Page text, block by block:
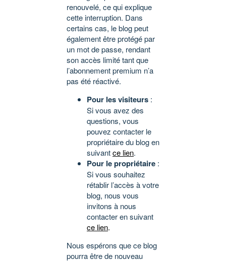
renouvelé, ce qui explique
cette interruption. Dans
certains cas, le blog peut
également être protégé par
un mot de passe, rendant
son accès limité tant que
l’abonnement premium n’a
pas été réactivé.
Pour les visiteurs :
Si vous avez des
questions, vous
pouvez contacter le
propriétaire du blog en
suivantce lien.
Pour le propriétaire :
Si vous souhaitez
rétablir l’accès à votre
blog, nous vous
invitons à nous
contacter en suivant
ce lien.
Nous espérons que ce blog
pourra être de nouveau